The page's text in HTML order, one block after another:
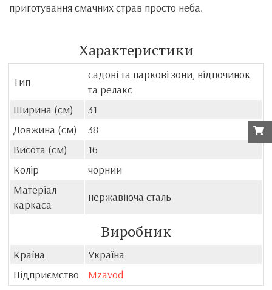
приготування смачних страв просто неба.
Характеристики
Тип
садові та паркові зони, відпочинок
та релакс
Ширина (см)
31
Довжина (см)
38
Висота (см)
16
Колір
чорний
Матеріал
каркаса
нержавіюча сталь
Виробник
Країна
Україна
Підприємство
Mzavod